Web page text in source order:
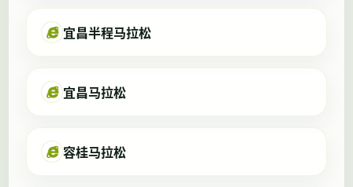
宜昌半程马拉松
宜昌马拉松
容桂马拉松